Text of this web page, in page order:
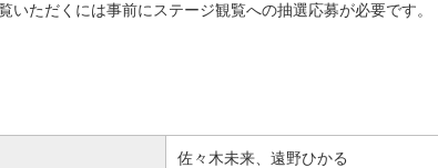
いただくには事前にステージ観覧への抽選応募が必要です。
佐々木未来、遠野ひかる